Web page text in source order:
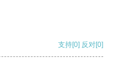
支持[0] 反对[0]